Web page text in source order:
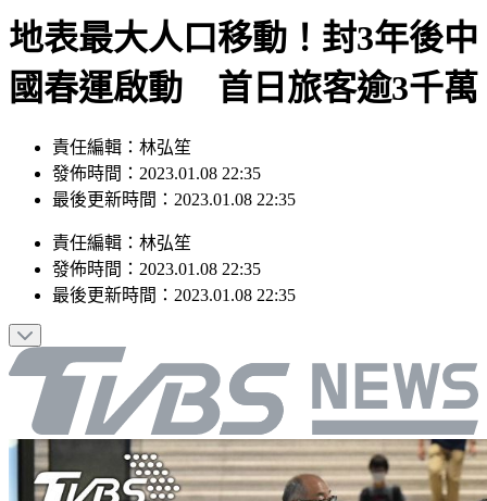
地表最大人口移動！封3年後中
國春運啟動 首日旅客逾3千萬
責任編輯：林弘笙
發佈時間：2023.01.08 22:35
最後更新時間：2023.01.08 22:35
責任編輯 ： 林弘笙
發佈時間： 2023.01.08 22:35
最後更新時間： 2023.01.08 22:35